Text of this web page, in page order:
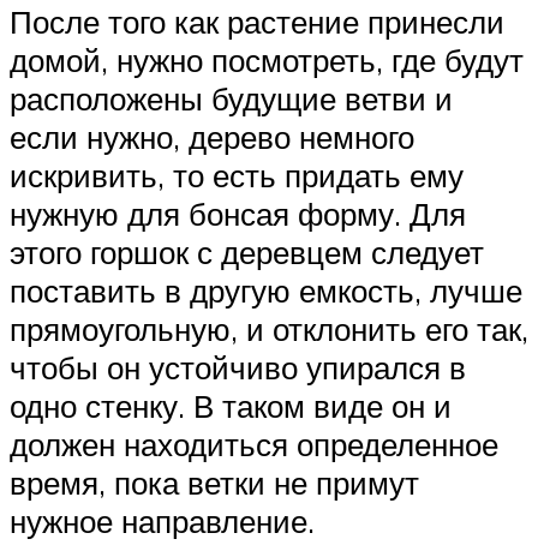
После того как растение принесли
домой, нужно посмотреть, где будут
расположены будущие ветви и
если нужно, дерево немного
искривить, то есть придать ему
нужную для бонсая форму. Для
этого горшок с деревцем следует
поставить в другую емкость, лучше
прямоугольную, и отклонить его так,
чтобы он устойчиво упирался в
одно стенку. В таком виде он и
должен находиться определенное
время, пока ветки не примут
нужное направление.